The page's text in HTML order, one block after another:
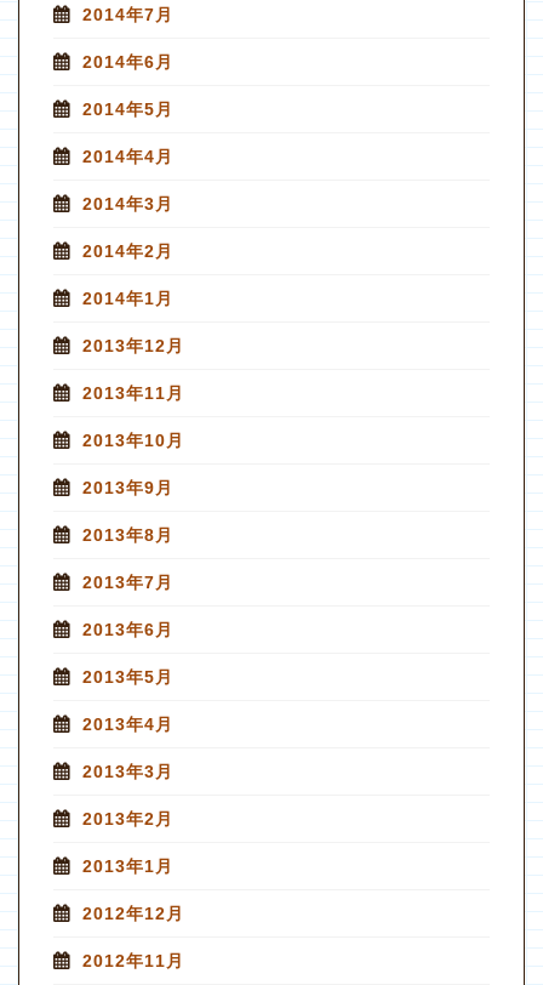
2014年7月
2014年6月
2014年5月
2014年4月
2014年3月
2014年2月
2014年1月
2013年12月
2013年11月
2013年10月
2013年9月
2013年8月
2013年7月
2013年6月
2013年5月
2013年4月
2013年3月
2013年2月
2013年1月
2012年12月
2012年11月